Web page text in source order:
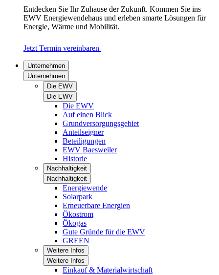
Entdecken Sie Ihr Zuhause der Zukunft. Kommen Sie ins
EWV Energiewendehaus und erleben smarte Lösungen für
Energie, Wärme und Mobilität.
Jetzt Termin vereinbaren
Unternehmen
Unternehmen
Die EWV
Die EWV
Die EWV
Auf einen Blick
Grundversorgungsgebiet
Anteilseigner
Beteiligungen
EWV Baesweiler
Historie
Nachhaltigkeit
Nachhaltigkeit
Energiewende
Solarpark
Erneuerbare Energien
Ökostrom
Ökogas
Gute Gründe für die EWV
GREEN
Weitere Infos
Weitere Infos
Einkauf & Materialwirtschaft